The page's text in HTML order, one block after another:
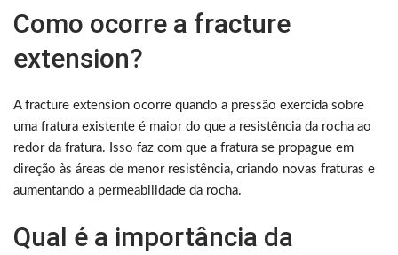
Como ocorre a fracture
extension?
A fracture extension ocorre quando a pressão exercida sobre
uma fratura existente é maior do que a resistência da rocha ao
redor da fratura. Isso faz com que a fratura se propague em
direção às áreas de menor resistência, criando novas fraturas e
aumentando a permeabilidade da rocha.
Qual é a importância da